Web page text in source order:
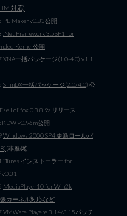
対応)
PE Makerv0.83公開
.Net Framework 3.5SP1 for
Kernel公開
XNA一括パッケージ(1.0-4.0) v1.1
SlimDX一括パッケージ(2.0/4.0) 公
Ese Lolifox 0.3.8.9a リリース
KDW v0.96m公開
Windows 2000 SP4 更新ロールパ
(非推奨)
iTunes インストーラー for
v0.31
MediaPlayer10 for Win2k
カーネル対応など
VMWare Playere 3.14/3.15パッチ